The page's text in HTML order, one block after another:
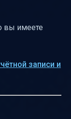
вы имеете
записи и